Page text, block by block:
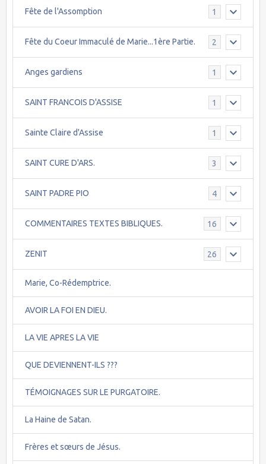
Fête de l'Assomption 1
Fête du Coeur Immaculé de Marie...1ère Partie. 2
Anges gardiens 1
SAINT FRANCOIS D'ASSISE 1
Sainte Claire d'Assise 1
SAINT CURE D'ARS. 3
SAINT PADRE PIO 4
COMMENTAIRES TEXTES BIBLIQUES. 16
ZENIT 26
Marie, Co-Rédemptrice.
AVOIR LA FOI EN DIEU.
LA VIE APRES LA VIE
QUE DEVIENNENT-ILS ???
TÉMOIGNAGES SUR LE PURGATOIRE.
La Haine de Satan.
Frères et sœurs de Jésus.